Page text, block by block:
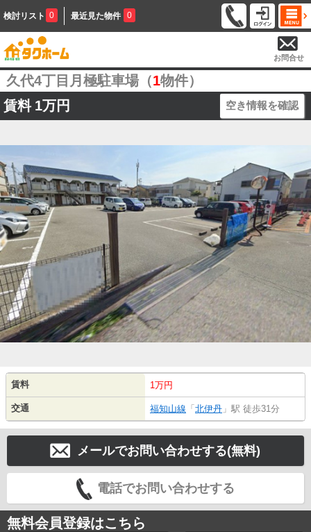
検討リスト 0 最近見た物件 0
お問合せ
久代4丁目月極駐車場（1物件）
賃料 1万円 空き情報を確認
賃料 1万円
交通 福知山線 「 北伊丹 」駅 徒歩31分
メールでお問い合わせする(無料)
電話でお問い合わせする
無料会員登録はこちら